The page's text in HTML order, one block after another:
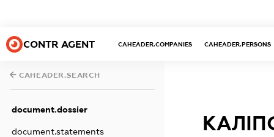
CONTR AGENT CAHEADER.COMPANIES CAHEADER.PERSONS
CAHEADER.SEARCH
document.dossier
document.statements